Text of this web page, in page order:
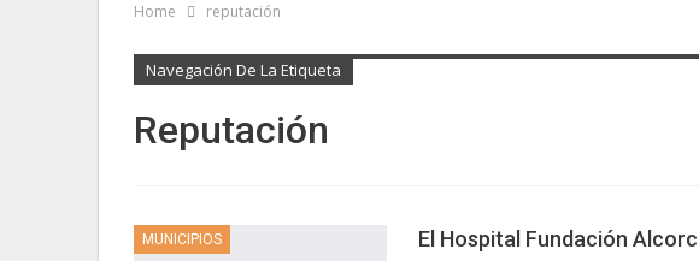
LIFESTYLE PURA FICCIÓN: LAS HISTORIAS DE BLANCA
Home reputación
Navegación De La Etiqueta
Reputación
MUNICIPIOS El Hospital Fundación